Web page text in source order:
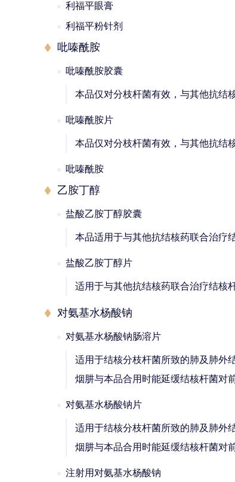
利福平眼膏
利福平粉针剂
吡嗪酰胺
吡嗪酰胺胶囊
本品仅对分枝杆菌有效，与其他抗结
吡嗪酰胺片
本品仅对分枝杆菌有效，与其他抗结
吡嗪酰胺
乙胺丁醇
盐酸乙胺丁醇胶囊
本品适用于与其他抗结核药联合治疗
盐酸乙胺丁醇片
适用于与其他抗结核药联合治疗结核
对氨基水杨酸钠
对氨基水杨酸钠肠溶片
适用于结核分枝杆菌所致的肺及肺外
烟肼与本品合用时能延缓结核杆菌对
对氨基水杨酸钠片
适用于结核分枝杆菌所致的肺及肺外
烟肼与本品合用时能延缓结核杆菌对
注射用对氨基水杨酸钠